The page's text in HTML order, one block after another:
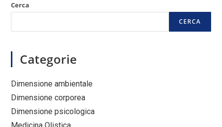
Cerca
CERCA
Categorie
Dimensione ambientale
Dimensione corporea
Dimensione psicologica